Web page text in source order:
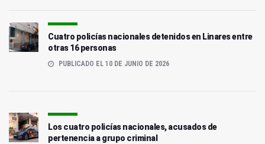
Cuatro policías nacionales detenidos en Linares entre
otras 16 personas
PUBLICADO EL 10 DE JUNIO DE 2026
Los cuatro policías nacionales, acusados de
pertenencia a grupo criminal